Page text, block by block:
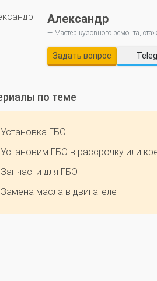
Александр
Мастер кузовного ремонта,
Задать вопрос
по теме
Установка ГБО
Установим ГБО в рассрочку или
Запчасти для ГБО
Замена масла в двигателе